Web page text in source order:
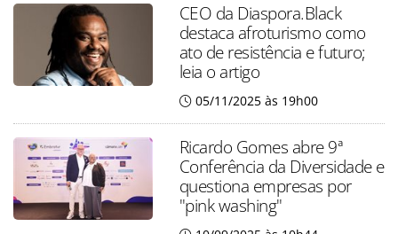
CEO da Diaspora.Black
destaca afroturismo como
ato de resistência e futuro;
leia o artigo
05/11/2025 às 19h00
Ricardo Gomes abre 9ª
Conferência da Diversidade e
questiona empresas por
"pink washing"